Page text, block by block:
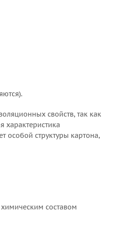
свойств, так как
характеристика
особой структуры картона,
составом